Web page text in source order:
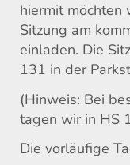
hiermit möchten
Sitzung am
einladen. Die
131 in der
(Hinweis: Bei
tagen wir in HS
Die vorläufige